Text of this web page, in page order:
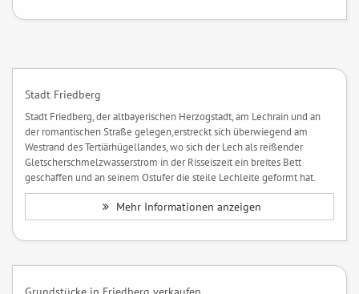
Stadt Friedberg
Stadt Friedberg, der altbayerischen Herzogstadt, am Lechrain und an
der romantischen Straße gelegen,erstreckt sich überwiegend am
Westrand des Tertiärhügellandes, wo sich der Lech als reißender
Gletscherschmelzwasserstrom in der Risseiszeit ein breites Bett
geschaffen und an seinem Ostufer die steile Lechleite geformt hat.
Mehr Informationen anzeigen